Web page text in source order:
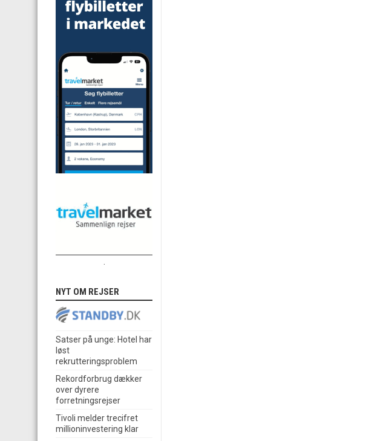
NYT OM REJSER
Satser på unge: Hotel har
løst
rekrutteringsproblem
Rekordforbrug dækker
over dyrere
forretningsrejser
Tivoli melder trecifret
millioninvestering klar